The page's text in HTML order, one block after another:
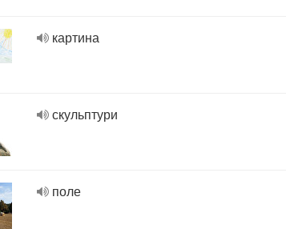
картина
скульптури
поле